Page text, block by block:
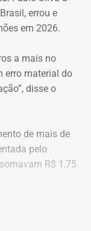
Pasteu e
se
o ex-
localizá-lo,
o prazo
a
Caixa em 30 de
do portal
errou e
em 2026.
a mais no
erro material do
disse o
de mais de
pelo
R$ 1,75